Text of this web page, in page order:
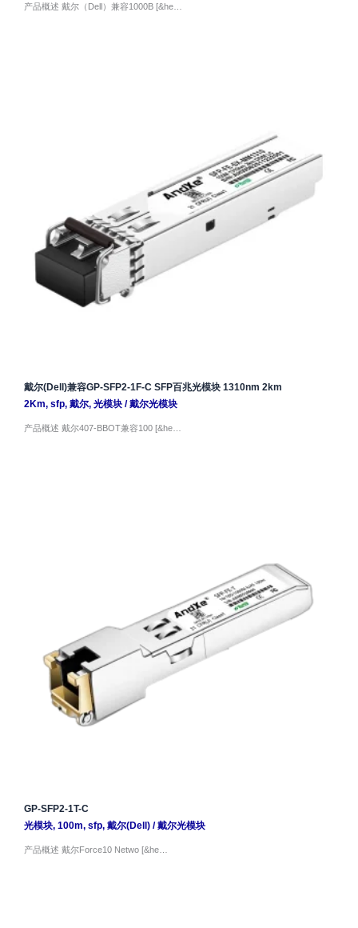
产品概述 戴尔（Dell）兼容1000B [&he…
戴尔(Dell)兼容GP-SFP2-1F-C SFP百兆光模块 1310nm 2km
2Km, sfp, 戴尔, 光模块/戴尔光模块
产品概述 戴尔407-BBOT兼容100 [&he…
GP-SFP2-1T-C
光模块, 100m, sfp, 戴尔(Dell)/戴尔光模块
产品概述 戴尔Force10 Netwo [&he…